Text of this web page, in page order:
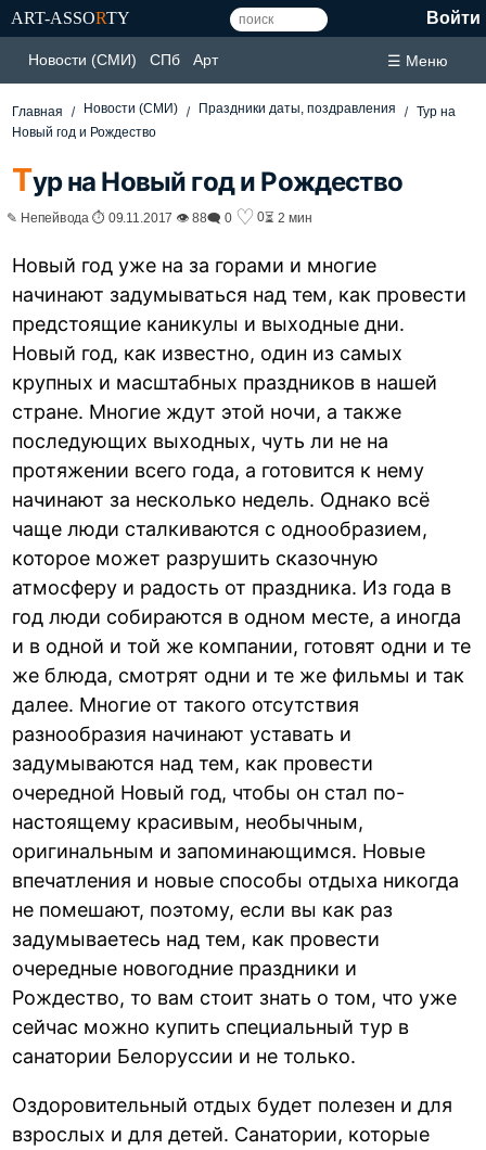
ART-ASSORTY Войти
Новости (СМИ) СПб Арт ☰ Меню
Главная Новости (СМИ) Праздники даты, поздравления
Тур на
Новый год и Рождество
Тур на Новый год и Рождество
✎ Непейвода ⏱ 09.11.2017 👁 88🗨 0 ♡ 0⏳ 2 мин
Новый год уже на за горами и многие
начинают задумываться над тем, как провести
предстоящие каникулы и выходные дни.
Новый год, как известно, один из самых
крупных и масштабных праздников в нашей
стране. Многие ждут этой ночи, а также
последующих выходных, чуть ли не на
протяжении всего года, а готовится к нему
начинают за несколько недель. Однако всё
чаще люди сталкиваются с однообразием,
которое может разрушить сказочную
атмосферу и радость от праздника. Из года в
год люди собираются в одном месте, а иногда
и в одной и той же компании, готовят одни и те
же блюда, смотрят одни и те же фильмы и так
далее. Многие от такого отсутствия
разнообразия начинают уставать и
задумываются над тем, как провести
очередной Новый год, чтобы он стал по-
настоящему красивым, необычным,
оригинальным и запоминающимся. Новые
впечатления и новые способы отдыха никогда
не помешают, поэтому, если вы как раз
задумываетесь над тем, как провести
очередные новогодние праздники и
Рождество, то вам стоит знать о том, что уже
сейчас можно купить специальный тур в
санатории Белоруссии и не только.
Оздоровительный отдых будет полезен и для
взрослых и для детей. Санатории, которые